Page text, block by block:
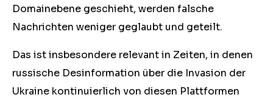
Domainebene geschieht, werden falsche
Nachrichten weniger geglaubt und geteilt.
Das ist insbesondere relevant in Zeiten, in denen
russische Desinformation über die Invasion der
Ukraine kontinuierlich von diesen Plattformen